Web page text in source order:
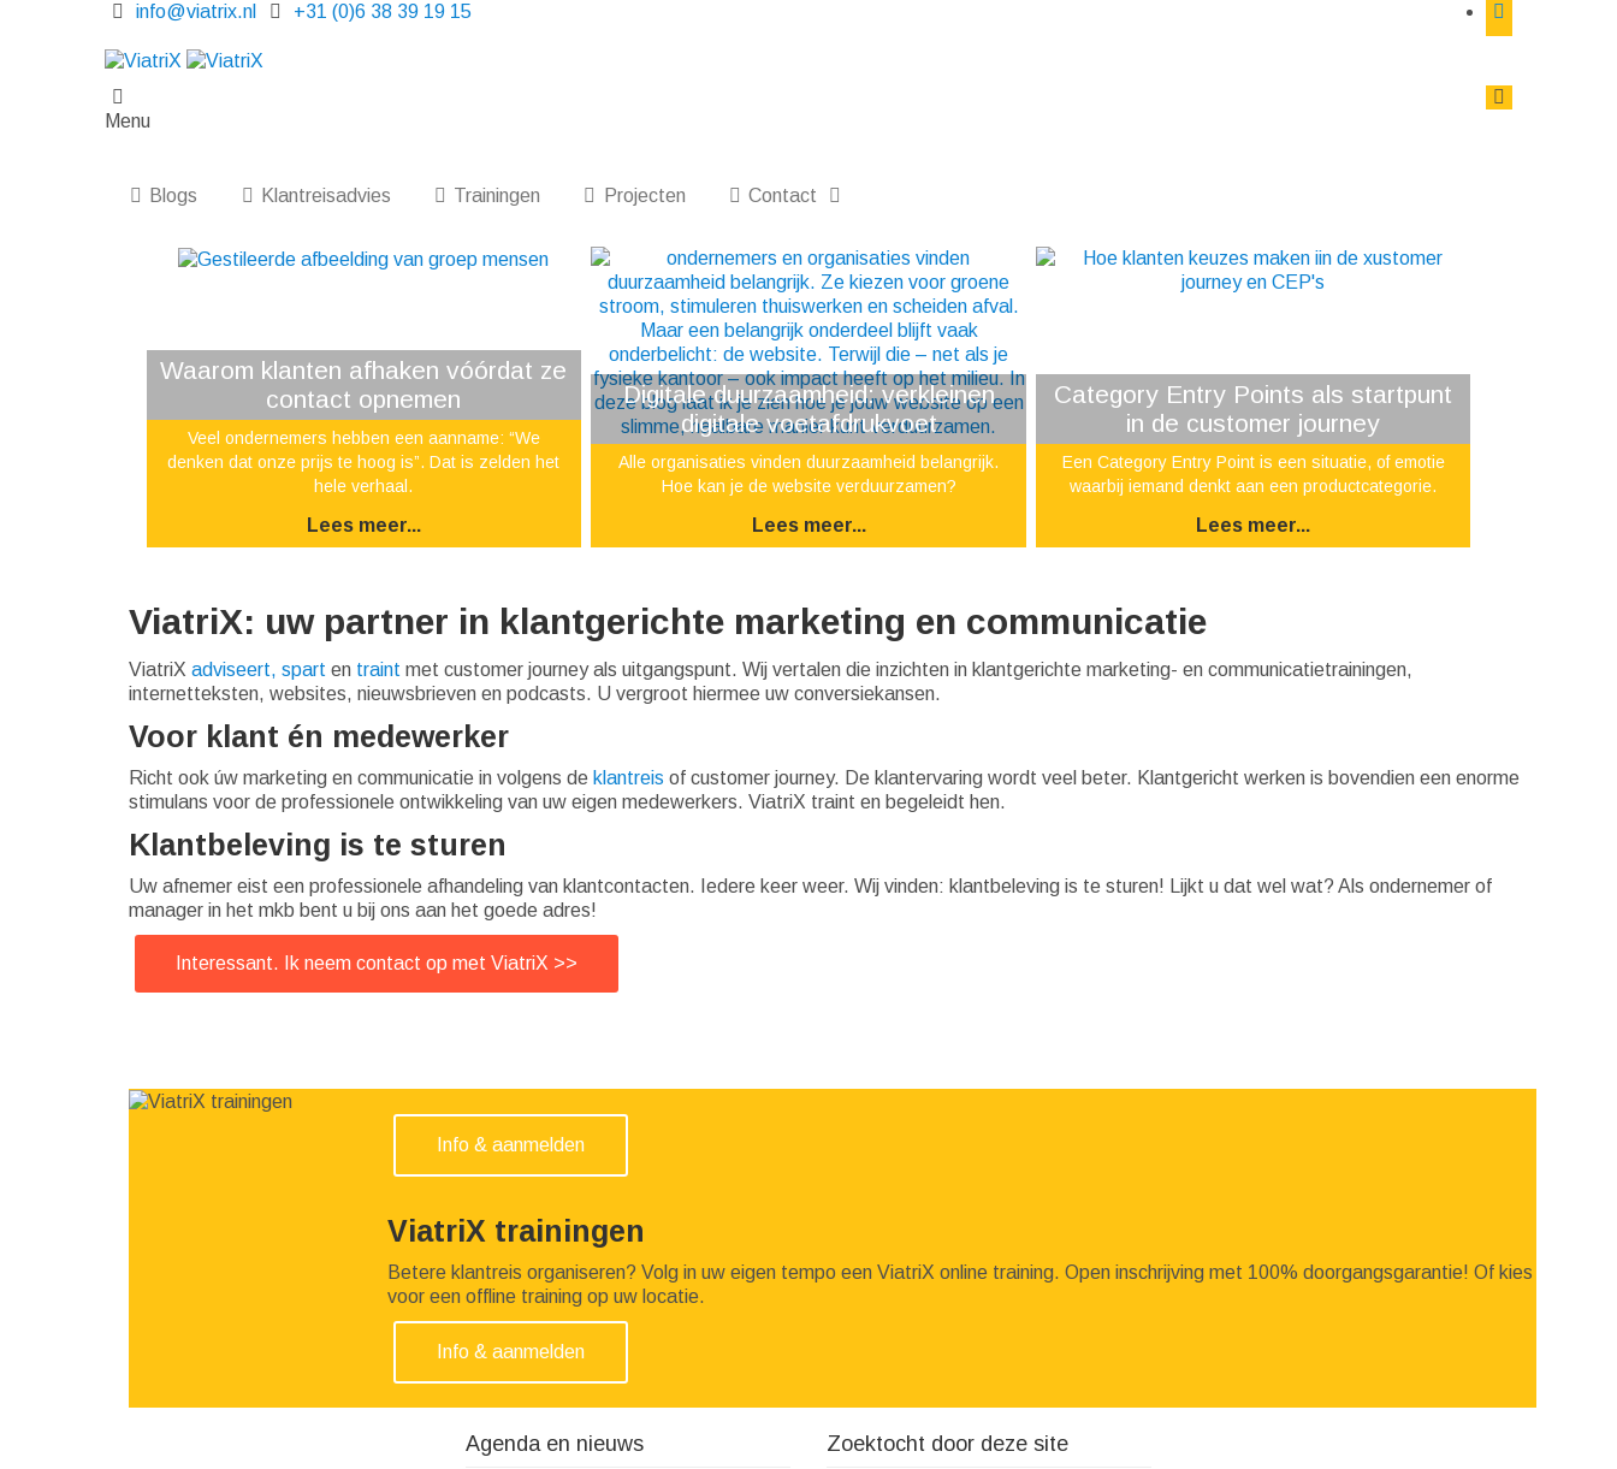
info@viatrix.nl +31 (0)6 38 39 19 15
Menu
Blogs Klantreisadvies Trainingen Projecten Contact
Waarom klanten afhaken vóórdat ze
contact opnemen
Veel ondernemers hebben een aanname: “We
denken dat onze prijs te hoog is”. Dat is zelden het
hele verhaal.
Lees meer...
Digitale duurzaamheid: verkleinen
digitale voetafdrukvoet
Alle organisaties vinden duurzaamheid belangrijk.
Hoe kan je de website verduurzamen?
Lees meer...
Category Entry Points als startpunt
in de customer journey
Een Category Entry Point is een situatie, of emotie
waarbij iemand denkt aan een productcategorie.
Lees meer...
ViatriX: uw partner in klantgerichte marketing en communicatie
ViatriX adviseert, spart en traint met customer journey als uitgangspunt. Wij vertalen die inzichten in klantgerichte marketing- en communicatietrainingen,
internetteksten, websites, nieuwsbrieven en podcasts. U vergroot hiermee uw conversiekansen.
Voor klant én medewerker
Richt ook úw marketing en communicatie in volgens de klantreis of customer journey. De klantervaring wordt veel beter. Klantgericht werken is bovendien een enorme
stimulans voor de professionele ontwikkeling van uw eigen medewerkers. ViatriX traint en begeleidt hen.
Klantbeleving is te sturen
Uw afnemer eist een professionele afhandeling van klantcontacten. Iedere keer weer. Wij vinden: klantbeleving is te sturen! Lijkt u dat wel wat? Als ondernemer of
manager in het mkb bent u bij ons aan het goede adres!
Interessant. Ik neem contact op met ViatriX >>
Info & aanmelden
ViatriX trainingen
Betere klantreis organiseren? Volg in uw eigen tempo een ViatriX online training. Open inschrijving met 100% doorgangsgarantie! Of kies
voor een offline training op uw locatie.
Info & aanmelden
Agenda en nieuws Zoektocht door deze site